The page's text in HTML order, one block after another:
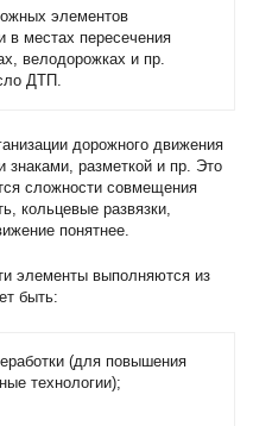
элементов
в местах пересечения
велодорожках и пр.
ДТП.
дорожного движения
разметкой и пр. Это
сложности совмещения
кольцевые развязки,
понятнее.
элементы выполняются из
быть:
(для повышения
технологии);